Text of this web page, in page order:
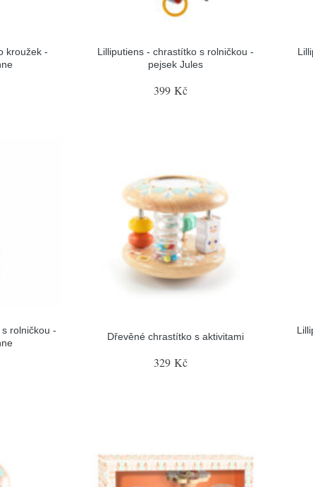
kroužek -
Lilliputiens - chrastítko s rolničkou -
pejsek Jules
399 Kč
rolničkou -
Dřevěné chrastítko s aktivitami
329 Kč